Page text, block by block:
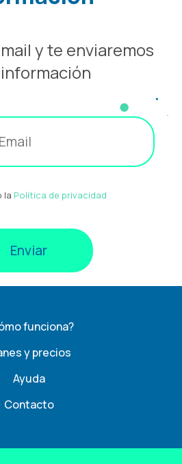
y te enviaremos
la Política de privacidad
funciona?
y precios
Ayuda
Contacto